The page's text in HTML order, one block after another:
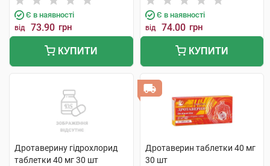
Є в наявності
від 73.90 грн
КУПИТИ
Є в наявності
від 74.00 грн
КУПИТИ
Дротаверину гідрохлорид
таблетки 40 мг 30 шт
Дротаверин таблетки 40 мг
30 шт